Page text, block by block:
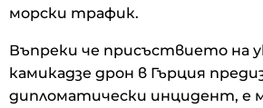
морски трафик.
Въпреки че присъствието на
камикадзе дрон в Гърция
дипломатически инцидент, е